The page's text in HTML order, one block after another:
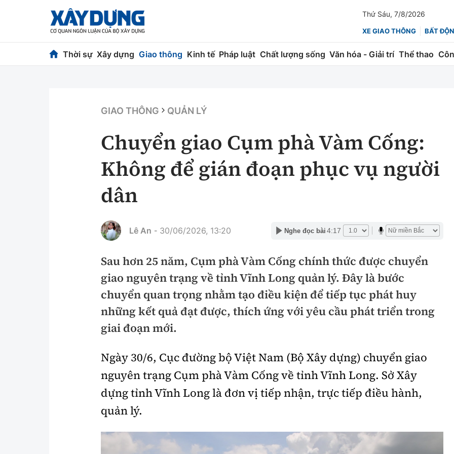
Thứ Sáu, 7/8/2026
XE GIAO THÔNG BẤT
Thời sự Xây dựng Giao thông Kinh tế Pháp luật Chất lượng sống Văn hóa - Giải trí Thể thao
Chuyện dọc đường
Chỉ đạo điều hành
Quy hoạch kiến trúc
Vật liệu xây dựng
Giám định chất lượng
Hàng không
Đường sắt
Hàng hải
Đường sắt đô thị
Nhà thầu
Thi viết về Ngành
Chứng khoán
Bảo hiểm
An ninh hình sự
An toàn giao thông
Giao thông 24h
ATGT địa phương
Văn hóa giao thông
Lái xe an toàn
Gương sáng giao thông
xem thêm
Văn hóa Bóng đá Công nghệ mới
GIAO THÔNG QUẢN LÝ
Chuyển giao Cụm phà Vàm Cống:
Không để gián đoạn phục vụ người
dân
Lê An - 30/06/2026, 13:20 Nghe đọc bài 4:17
Sau hơn 25 năm, Cụm phà Vàm Cống chính thức được chuyển
giao nguyên trạng về tỉnh Vĩnh Long quản lý. Đây là bước
chuyển quan trọng nhằm tạo điều kiện để tiếp tục phát huy
những kết quả đạt được, thích ứng với yêu cầu phát triển trong
giai đoạn mới.
Ngày 30/6, Cục đường bộ Việt Nam (Bộ Xây dựng) chuyển giao
nguyên trạng Cụm phà Vàm Cống về tỉnh Vĩnh Long. Sở Xây
dựng tỉnh Vĩnh Long là đơn vị tiếp nhận, trực tiếp điều hành,
quản lý.